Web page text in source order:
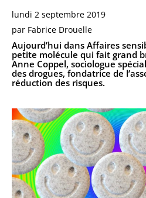
lundi 2 septembre 2019
par Fabrice Drouelle
Aujourd’hui dans Affaires
petite molécule qui fait grand
Anne Coppel, sociologue
des drogues, fondatrice de
réduction des risques.